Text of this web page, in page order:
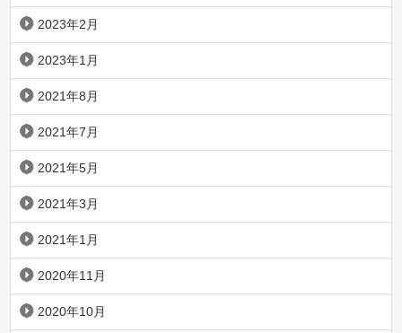
2023年2月
2023年1月
2021年8月
2021年7月
2021年5月
2021年3月
2021年1月
2020年11月
2020年10月